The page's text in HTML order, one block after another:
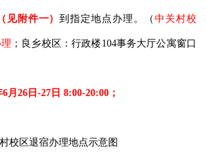
见附件一）到指定地点办理。（中关村校
；良乡校区：行政楼104事务大厅公寓窗口
月26日-27日 8:00-20:00；
校区退宿办理地点示意图